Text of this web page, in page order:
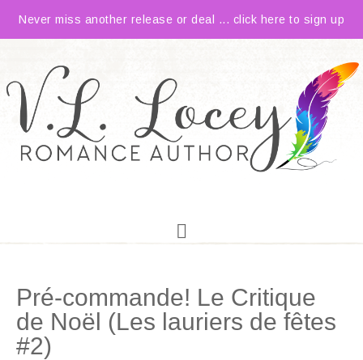
Never miss another release or deal ... click here to sign up
Pré-commande! Le Critique
de Noël (Les lauriers de fêtes
#2)